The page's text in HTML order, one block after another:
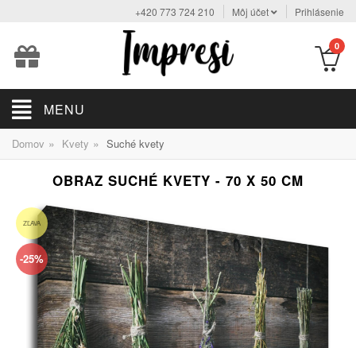
+420 773 724 210 Môj účet Prihlásenie
0
MENU
Domov » Kvety » Suché kvety
OBRAZ SUCHÉ KVETY - 70 X 50 CM
ZĽAVA
-25%